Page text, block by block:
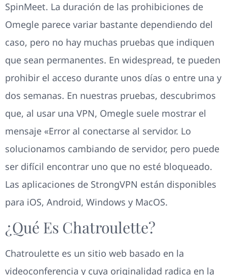
SpinMeet. La duración de las prohibiciones de
Omegle parece variar bastante dependiendo del
caso, pero no hay muchas pruebas que indiquen
que sean permanentes. En widespread, te pueden
prohibir el acceso durante unos días o entre una y
dos semanas. En nuestras pruebas, descubrimos
que, al usar una VPN, Omegle suele mostrar el
mensaje «Error al conectarse al servidor. Lo
solucionamos cambiando de servidor, pero puede
ser difícil encontrar uno que no esté bloqueado.
Las aplicaciones de StrongVPN están disponibles
para iOS, Android, Windows y MacOS.
¿Qué Es Chatroulette?
Chatroulette es un sitio web basado en la
videoconferencia y cuya originalidad radica en la